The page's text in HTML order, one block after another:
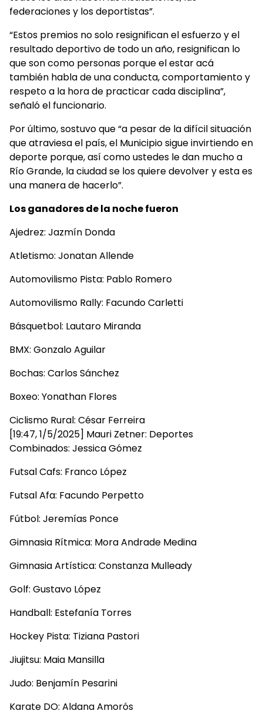
federaciones y los deportistas”.
“Estos premios no solo resignifican el esfuerzo y el
resultado deportivo de todo un año, resignifican lo
que son como personas porque el estar acá
también habla de una conducta, comportamiento y
respeto a la hora de practicar cada disciplina”,
señaló el funcionario.
Por último, sostuvo que “a pesar de la difícil situación
que atraviesa el país, el Municipio sigue invirtiendo en
deporte porque, así como ustedes le dan mucho a
Río Grande, la ciudad se los quiere devolver y esta es
una manera de hacerlo”.
Los ganadores de la noche fueron
Ajedrez: Jazmín Donda
Atletismo: Jonatan Allende
Automovilismo Pista: Pablo Romero
Automovilismo Rally: Facundo Carletti
Básquetbol: Lautaro Miranda
BMX: Gonzalo Aguilar
Bochas: Carlos Sánchez
Boxeo: Yonathan Flores
Ciclismo Rural: César Ferreira
[19:47, 1/5/2025] Mauri Zetner: Deportes
Combinados: Jessica Gómez
Futsal Cafs: Franco López
Futsal Afa: Facundo Perpetto
Fútbol: Jeremías Ponce
Gimnasia Rítmica: Mora Andrade Medina
Gimnasia Artística: Constanza Mulleady
Golf: Gustavo López
Handball: Estefanía Torres
Hockey Pista: Tiziana Pastori
Jiujitsu: Maia Mansilla
Judo: Benjamín Pesarini
Karate DO: Aldana Amorós